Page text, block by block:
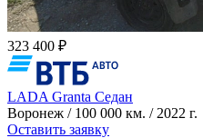
323 400 ₽
LADA Granta Седан
Воронеж / 100 000 км. / 2022 г.
Оставить заявку